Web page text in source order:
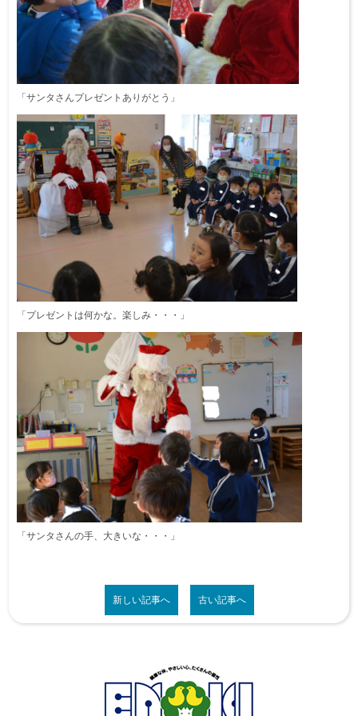
「サンタさんプレゼントありがとう」
「プレゼントは何かな。楽しみ・・・」
「サンタさんの手、大きいな・・・」
新しい記事へ 古い記事へ